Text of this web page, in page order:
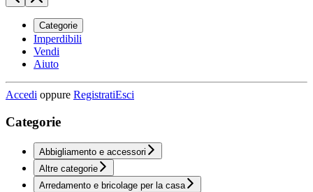
Categorie
Imperdibili
Vendi
Aiuto
Accedi oppure RegistratiEsci
Categorie
Abbigliamento e accessori
Altre categorie
Arredamento e bricolage per la casa